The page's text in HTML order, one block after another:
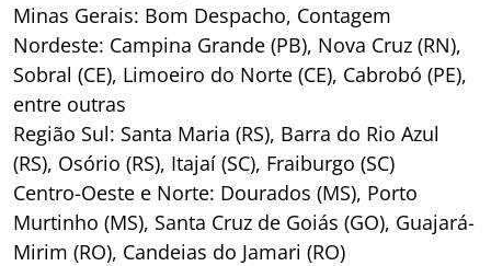
Minas Gerais: Bom Despacho, Contagem
Nordeste: Campina Grande (PB), Nova Cruz (RN),
Sobral (CE), Limoeiro do Norte (CE), Cabrobó (PE),
entre outras
Região Sul: Santa Maria (RS), Barra do Rio Azul
(RS), Osório (RS), Itajaí (SC), Fraiburgo (SC)
Centro-Oeste e Norte: Dourados (MS), Porto
Murtinho (MS), Santa Cruz de Goiás (GO), Guajará-
Mirim (RO), Candeias do Jamari (RO)